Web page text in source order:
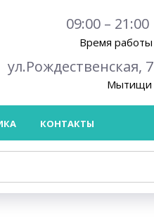
Время работы
Мытищи
ул.Рождественская, 7
09:00 – 21:00
КОНТАКТЫ